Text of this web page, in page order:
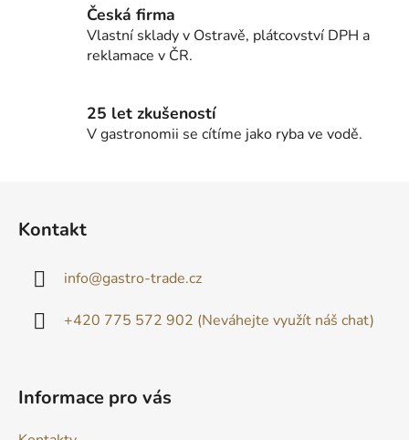
y
p
i
s
Česká firma
Vlastní sklady v Ostravě, plátcovství DPH a
reklamace v ČR.
25 let zkušeností
V gastronomii se cítíme jako ryba ve vodě.
Kontakt
info@gastro-trade.cz
+420 775 572 902 (Neváhejte využít náš chat)
Informace pro vás